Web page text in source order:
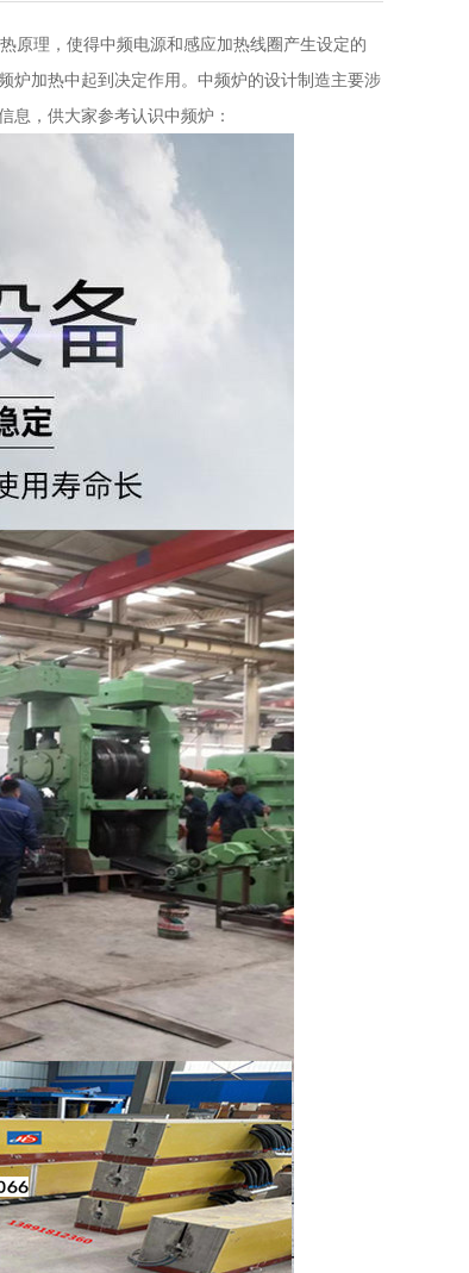
原理，使得中频电源和感应加热线圈产生设定的
炉加热中起到决定作用。中频炉的设计制造主要涉
息，供大家参考认识中频炉：